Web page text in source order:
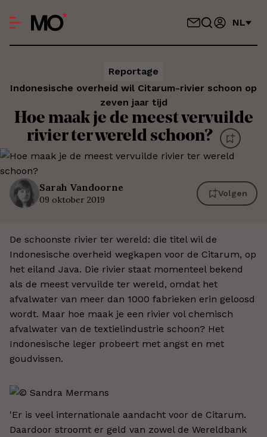
NL
Reportage
Indonesische overheid wil Citarum-rivier schoon op
zeven jaar tijd
Hoe maak je de meest vervuilde
rivier ter wereld schoon?
Sarah Vandoorne
09 oktober 2019
Volgen
De schoonste rivier ter wereld: die titel wil de
Indonesische overheid wegkapen voor de Citarum, op
het eiland Java. Die rivier staat momenteel bekend
als de meest vervuilde ter wereld, omdat het
afvalwater van meer dan 1000 fabrieken erin geloosd
wordt. Maar hoe maak je een rivier vol chemisch
afvalwater van de textielindustrie schoon? Het
Indonesische leger probeert met angst en met
goudvissen.
'Er is veel internationale aandacht voor de Citarum.
Daardoor stroomt er geld van zowel de Wereldbank